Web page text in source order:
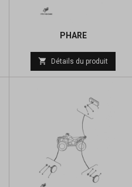
PHARE
Prix
de
 Détails du produit